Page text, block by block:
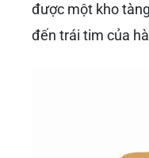
được một kho
đến trái tim của